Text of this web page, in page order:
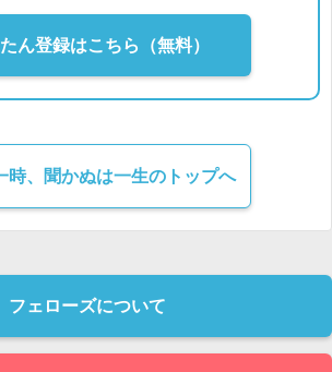
ん登録はこちら（無料）
時、聞かぬは一生のトップへ
フェローズについて